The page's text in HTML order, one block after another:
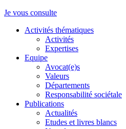
Je vous consulte
Activités thématiques
Activités
Expertises
Equipe
Avocat(e)s
Valeurs
Départements
Responsabilité sociétale
Publications
Actualités
Etudes et livres blancs